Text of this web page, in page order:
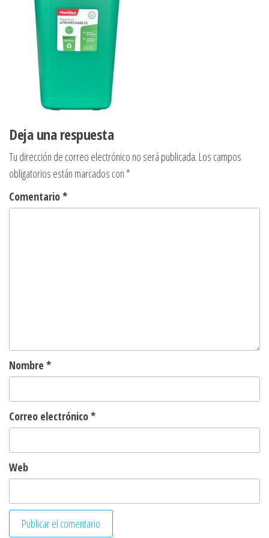
Deja una respuesta
Tu dirección de correo electrónico no será publicada. Los campos
obligatorios están marcados con *
Comentario*
Nombre *
Correo electrónico*
Web